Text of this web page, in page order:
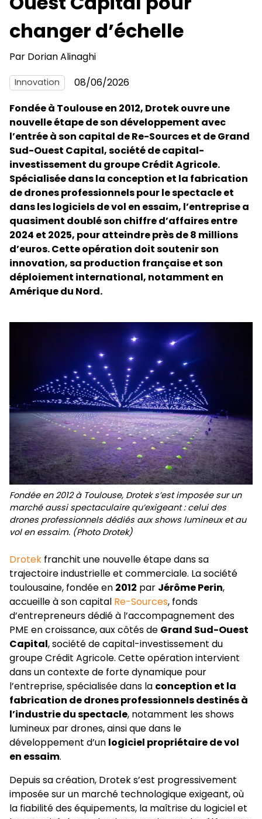
changer d’échelle
Par Dorian Alinaghi
Innovation
08/06/2026
Fondée à Toulouse en 2012, Drotek ouvre une
nouvelle étape de son développement avec
l’entrée à son capital de Re-Sources et de Grand
Sud-Ouest Capital, société de capital-
investissement du groupe Crédit Agricole.
Spécialisée dans la conception et la fabrication
de drones professionnels pour le spectacle et
dans les logiciels de vol en essaim, l’entreprise a
quasiment doublé son chiffre d’affaires entre
2024 et 2025, pour atteindre près de 8 millions
d’euros. Cette opération doit soutenir son
innovation, sa production française et son
déploiement international, notamment en
Amérique du Nord.
Fondée en 2012 à Toulouse, Drotek s’est imposée sur un
marché aussi spectaculaire qu’exigeant : celui des
drones professionnels dédiés aux shows lumineux et au
vol en essaim. (Photo Drotek)
Drotek franchit une nouvelle étape dans sa
trajectoire industrielle et commerciale. La société
toulousaine, fondée en 2012 par Jérôme Perin,
accueille à son capital Re-Sources, fonds
d’entrepreneurs dédié à l’accompagnement des
PME en croissance, aux côtés de Grand Sud-Ouest
Capital, société de capital-investissement du
groupe Crédit Agricole. Cette opération intervient
dans un contexte de forte dynamique pour
l’entreprise, spécialisée dans la conception et la
fabrication de drones professionnels destinés à
l’industrie du spectacle, notamment les shows
lumineux par drones, ainsi que dans le
développement d’un logiciel propriétaire de vol
en essaim.
Depuis sa création, Drotek s’est progressivement
imposée sur un marché technologique exigeant, où
la fiabilité des équipements, la maîtrise du logiciel et